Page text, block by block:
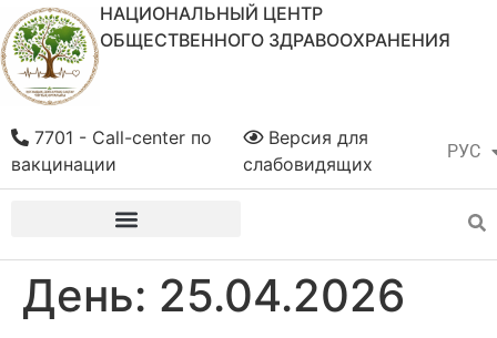
НАЦИОНАЛЬНЫЙ ЦЕНТР
ОБЩЕСТВЕННОГО ЗДРАВООХРАНЕНИЯ
РУС
ҚАЗ
Версия для
слабовидящих
7701 - Call-center по
вакцинации
День: 25.04.2026